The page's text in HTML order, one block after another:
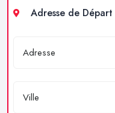
Adresse de Départ